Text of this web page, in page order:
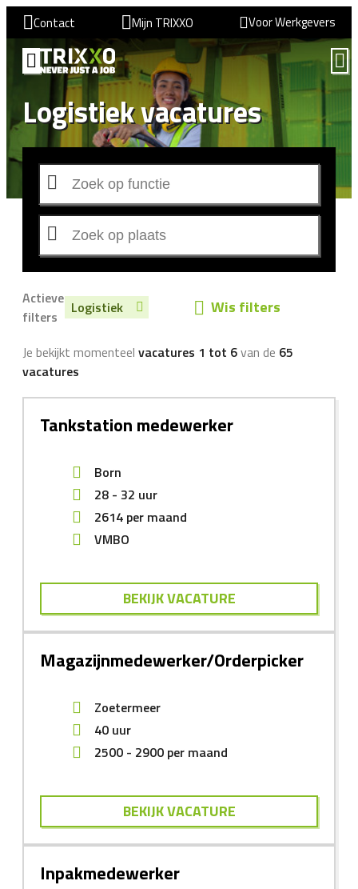
Contact Mijn TRIXXO Voor Werkgevers
Logistiek vacatures
Actieve
filters
Logistiek Wis filters
Je bekijkt momenteel vacatures 1 tot 6van de 65
vacatures
Tankstation medewerker
Born
28 - 32 uur
2614 per maand
VMBO
BEKIJK VACATURE
Magazijnmedewerker/Orderpicker
Zoetermeer
40 uur
2500 - 2900 per maand
BEKIJK VACATURE
Inpakmedewerker